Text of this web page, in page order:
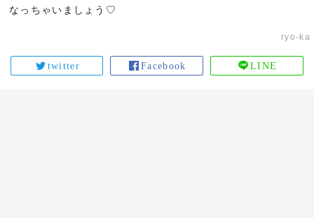
なっちゃいましょう♡
ryo-ka
twitter Facebook LINE